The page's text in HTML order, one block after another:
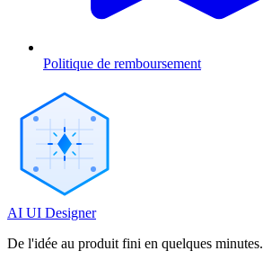
Politique de remboursement
AI UI Designer
De l'idée au produit fini en quelques minutes.